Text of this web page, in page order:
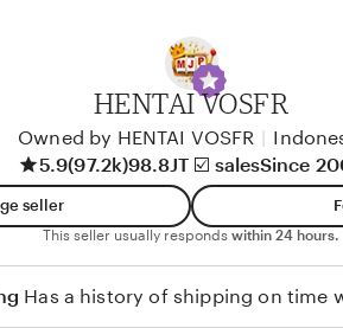
HENTAI VOSFR
Owned by HENTAI VOSFR
5.9(97.2k)98.8JT ☑️ salesSince
seller
This seller usually responds within 24 hours.
Has a history of shipping on time